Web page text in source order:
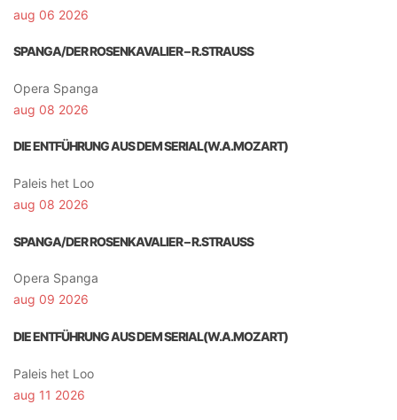
aug 06 2026
SPANGA/DER ROSENKAVALIER – R.STRAUSS
Opera Spanga
aug 08 2026
DIE ENTFÜHRUNG AUS DEM SERIAL(W.A.MOZART)
Paleis het Loo
aug 08 2026
SPANGA/DER ROSENKAVALIER – R.STRAUSS
Opera Spanga
aug 09 2026
DIE ENTFÜHRUNG AUS DEM SERIAL(W.A.MOZART)
Paleis het Loo
aug 11 2026